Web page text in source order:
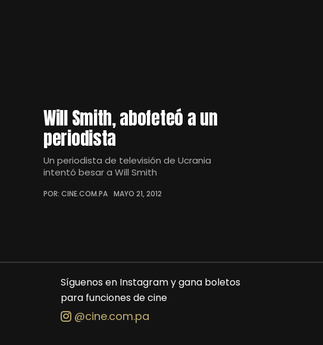
Will Smith, abofeteó a un
periodista
Un periodista de televisión de Ucrania
intentó besar a Will Smith
POR: CINE.COM.PA MAYO 21, 2012
Síguenos en Instagram y gana boletos
para funciones de cine
@cine.com.pa